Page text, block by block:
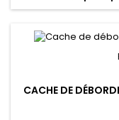
CACHE DE